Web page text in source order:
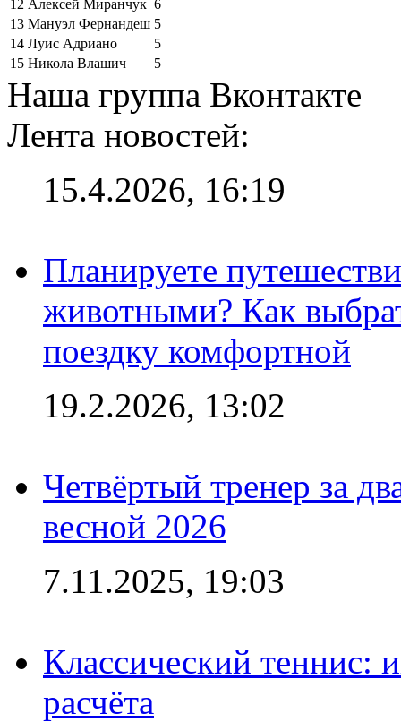
12 Алексей Миранчук 6
13 Мануэл Фернандеш 5
14 Луис Адриано
5
15 Никола Влашич 5
Наша группа Вконтакте
Лента новостей:
15.4.2026, 16:19
Планируете
животными? Как
поездку комфортной
19.2.2026, 13:02
Четвёртый тренер за
весной 2026
7.11.2025, 19:03
Классический теннис:
расчёта